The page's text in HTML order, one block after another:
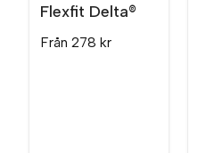
Flexfit Delta®
Från 278 kr